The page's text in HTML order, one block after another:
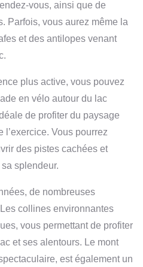
vous, ainsi que de
Parfois, vous aurez même la
et des antilopes venant
plus active, vous pouvez
en vélo autour du lac
de profiter du paysage
l’exercice. Vous pourrez
des pistes cachées et
splendeur.
de nombreuses
collines environnantes
vous permettant de profiter
et ses alentours. Le mont
est également un